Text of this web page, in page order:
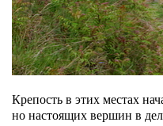
Крепость в этих местах
но настоящих вершин в